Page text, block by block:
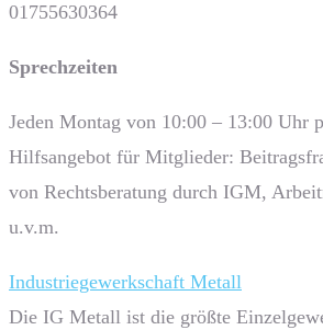
01755630364
Sprech­zeiten
Jeden Montag von 10:00 – 13:00 Uhr
Hilfsangebot für Mitglieder:
von Rechtsberatung durch IGM,
u.v.m.
Industriegewerkschaft Metall
Die IG Metall ist die größte